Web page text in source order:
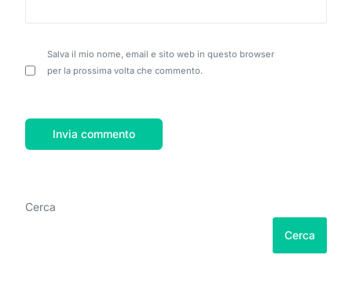
Salva il mio nome, email e sito web in questo browser
per la prossima volta che commento.
Cerca
Cerca